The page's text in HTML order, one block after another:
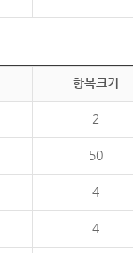
항목크기
2
50
4
4